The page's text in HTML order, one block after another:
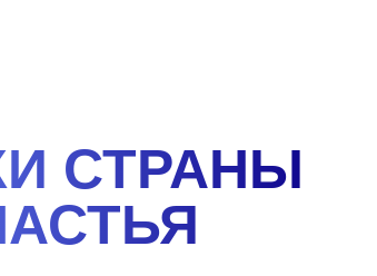
СТРАНЫ